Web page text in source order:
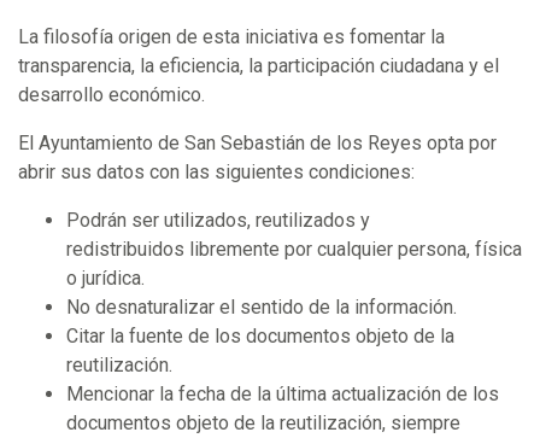
La filosofía origen de esta iniciativa es fomentar la
transparencia, la eficiencia, la participación ciudadana y el
desarrollo económico.
El Ayuntamiento de San Sebastián de los Reyes opta por
abrir sus datos con las siguientes condiciones:
Podrán ser utilizados, reutilizados y
redistribuidos libremente por cualquier persona, física
o jurídica.
No desnaturalizar el sentido de la información.
Citar la fuente de los documentos objeto de la
reutilización.
Mencionar la fecha de la última actualización de los
documentos objeto de la reutilización, siempre